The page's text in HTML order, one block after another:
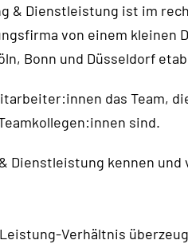
& Dienstleistung ist im
von einem kleinen
Bonn und Düsseldorf
das Team,
sind.
Dienstleistung kennen
Verhältnis